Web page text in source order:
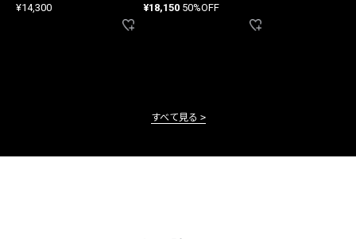
¥14,300 ¥18,150 50%OFF
すべて見る